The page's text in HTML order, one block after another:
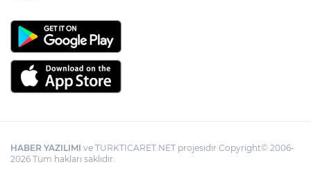
HABER YAZILIMI ve TURKTICARET.NET projesidir Copyright© 2006-
2026 Tüm hakları saklıdır.